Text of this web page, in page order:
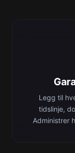
Legg til
tidslinje,
Administrer